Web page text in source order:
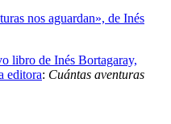
nos aguardan», de Inés
libro de Inés Bortagaray,
editora: Cuántas aventuras